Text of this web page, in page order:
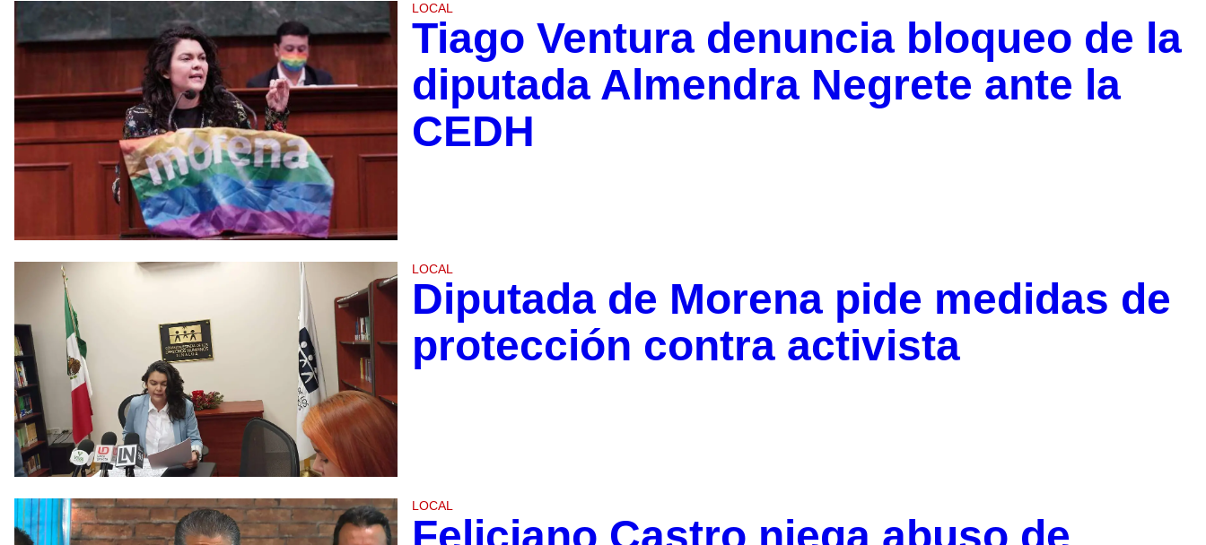
LOCAL
Tiago Ventura denuncia bloqueo de la
diputada Almendra Negrete ante la
CEDH
LOCAL
Diputada de Morena pide medidas de
protección contra activista
LOCAL